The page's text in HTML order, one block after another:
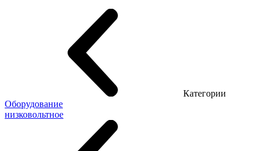
Категории
Оборудование
низковольтное